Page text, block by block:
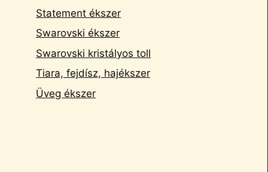
Statement ékszer
Swarovski ékszer
Swarovski kristályos toll
Tiara, fejdísz, hajékszer
Üveg ékszer